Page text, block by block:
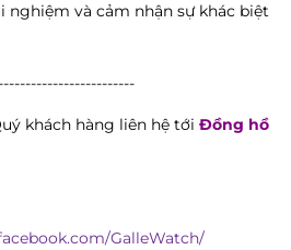
nghiệm và cảm nhận sự khác biệt
khách hàng liên hệ tới Đồng hồ
GalleWatch/